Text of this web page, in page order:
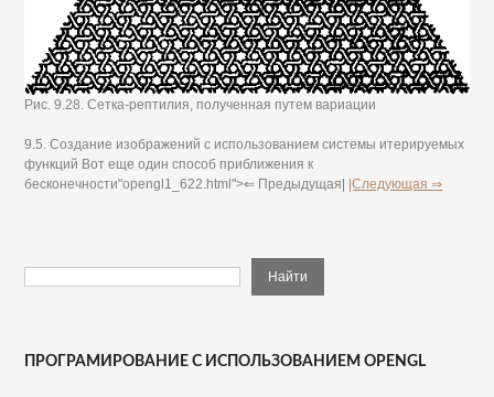
Рис. 9.28. Сетка-рептилия, полученная путем вариации
9.5. Создание изображений с использованием системы итерируемых
функций Вот еще один способ приближения к
бесконечности"opengl1_622.html">⇐ Предыдущая|
|Следующая ⇒
ПРОГРАМИРОВАНИЕ С ИСПОЛЬЗОВАНИЕМ OPENGL